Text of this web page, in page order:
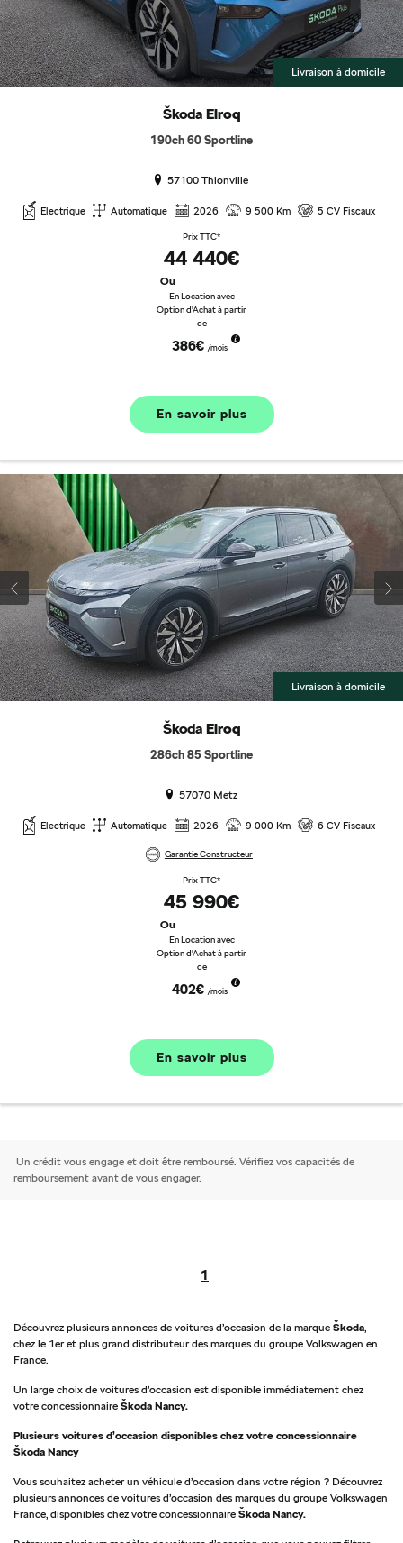
Livraison à domicile
Škoda Elroq
190ch 60 Sportline
57100 Thionville
Electrique Automatique 2026 9 500 Km 5 CV Fiscaux
Prix TTC*
44 440€
Ou
En Location avec
Option d'Achat à partir
de
386€ /mois
En savoir plus
Livraison à domicile
Škoda Elroq
286ch 85 Sportline
57070 Metz
Electrique Automatique 2026 9 000 Km 6 CV Fiscaux
Garantie Constructeur
Prix TTC*
45 990€
Ou
En Location avec
Option d'Achat à partir
de
402€ /mois
En savoir plus
Un crédit vous engage et doit être remboursé. Vérifiez vos capacités de
remboursement avant de vous engager.
1
Découvrez plusieurs annonces de voitures d’occasion de la marque Škoda,
chez le 1er et plus grand distributeur des marques du groupe Volkswagen en
France.
Un large choix de voitures d’occasion est disponible immédiatement chez
votre concessionnaire Škoda Nancy.
Plusieurs voitures d’occasion disponibles chez votre concessionnaire
Škoda Nancy
Vous souhaitez acheter un véhicule d’occasion dans votre région ? Découvrez
plusieurs annonces de voitures d’occasion des marques du groupe Volkswagen
France, disponibles chez votre concessionnaire Škoda Nancy.